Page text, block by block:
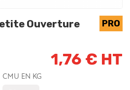
Ouverture
1,76 € HT
CMU EN KG